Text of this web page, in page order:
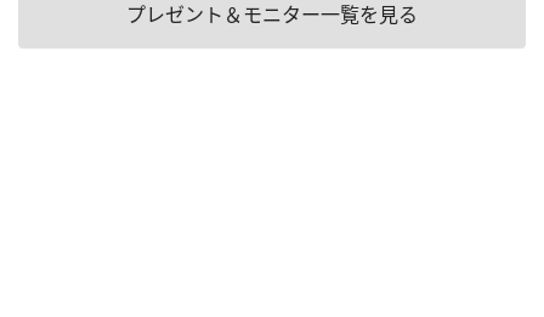
プレゼント＆モニター一覧を見る